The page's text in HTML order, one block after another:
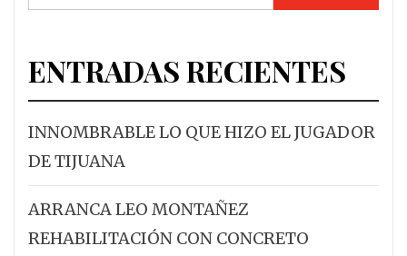
ENTRADAS RECIENTES
INNOMBRABLE LO QUE HIZO EL JUGADOR
DE TIJUANA
ARRANCA LEO MONTAÑEZ
REHABILITACIÓN CON CONCRETO